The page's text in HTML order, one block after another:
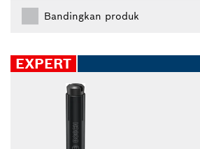
Bandingkan produk
EXPERT